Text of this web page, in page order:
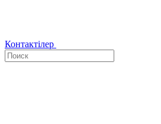
Контактілер